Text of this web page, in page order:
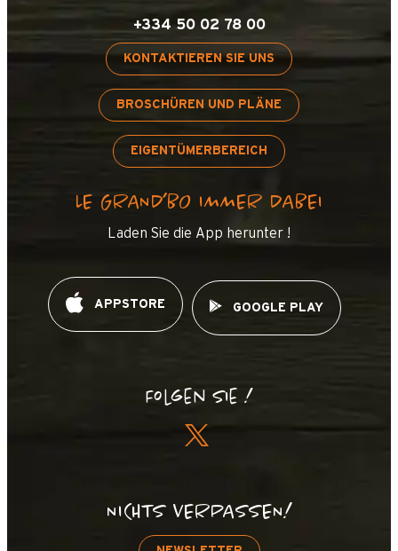
+334 50 02 78 00
KONTAKTIEREN SIE UNS
BROSCHÜREN UND PLÄNE
EIGENTÜMERBEREICH
LE GRAND’BO IMMER DABEI
Laden Sie die App herunter !
APPSTORE GOOGLE PLAY
Folgen Sie !
NICHTS VERPASSEN!